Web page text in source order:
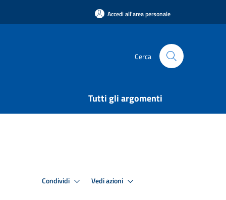
Accedi all'area personale
Cerca
Tutti gli argomenti
Condividi Vedi azioni